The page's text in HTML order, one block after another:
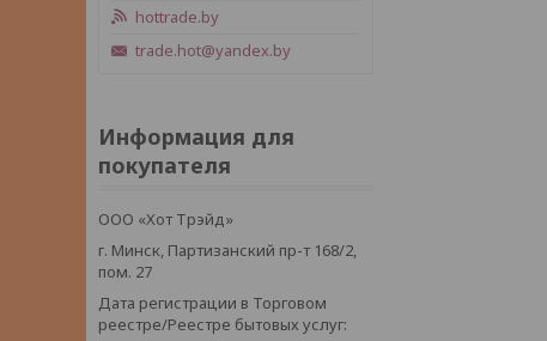
hottrade.by
trade.hot@yandex.by
Информация для
покупателя
ООО «Хот Трэйд»
г. Минск, Партизанский пр-т 168/2,
пом. 27
Дата регистрации в Торговом
реестре/Реестре бытовых услуг: